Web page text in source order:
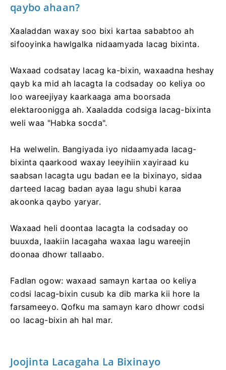
qaybo ahaan?
Xaaladdan waxay soo bixi kartaa sababtoo ah
sifooyinka hawlgalka nidaamyada lacag bixinta.
Waxaad codsatay lacag ka-bixin, waxaadna heshay
qayb ka mid ah lacagta la codsaday oo keliya oo
loo wareejiyay kaarkaaga ama boorsada
elektaroonigga ah. Xaaladda codsiga lacag-bixinta
weli waa "Habka socda".
Ha welwelin. Bangiyada iyo nidaamyada lacag-
bixinta qaarkood waxay leeyihiin xayiraad ku
saabsan lacagta ugu badan ee la bixinayo, sidaa
darteed lacag badan ayaa lagu shubi karaa
akoonka qaybo yaryar.
Waxaad heli doontaa lacagta la codsaday oo
buuxda, laakiin lacagaha waxaa lagu wareejin
doonaa dhowr tallaabo.
Fadlan ogow: waxaad samayn kartaa oo keliya
codsi lacag-bixin cusub ka dib marka kii hore la
farsameeyo. Qofku ma samayn karo dhowr codsi
oo lacag-bixin ah hal mar.
Joojinta Lacagaha La Bixinayo